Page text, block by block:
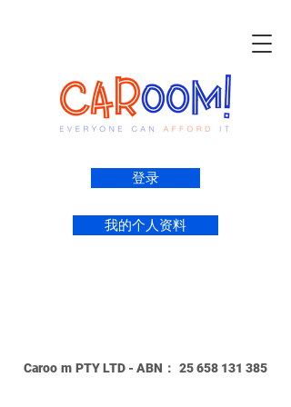
登录
我的个人资料
Caroo m PTY LTD - ABN： 25 658 131 385